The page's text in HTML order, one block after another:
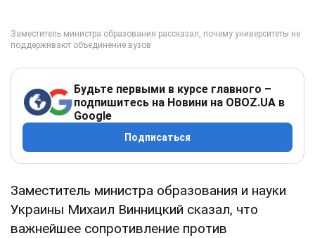
Будьте первыми в курсе главного –
подпишитесь на Новини на OBOZ.UA в
Google
Подписаться
Заместитель министра образования и науки
Украины Михаил Винницкий сказал, что
важнейшее сопротивление против